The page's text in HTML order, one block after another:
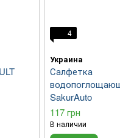
4
Украина
Салфетка
SakurAuto
117 грн
В наличии